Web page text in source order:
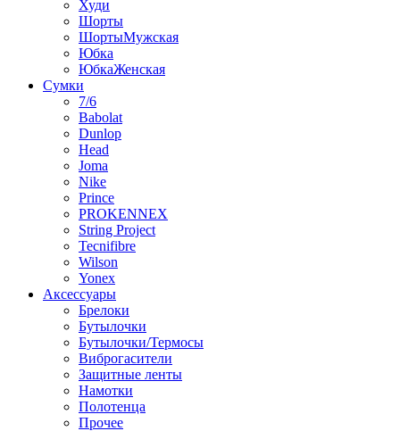
Худи
Шорты
ШортыМужская
Юбка
ЮбкаЖенская
Сумки
7/6
Babolat
Dunlop
Head
Joma
Nike
Prince
PROKENNEX
String Project
Tecnifibre
Wilson
Yonex
Аксессуары
Брелоки
Бутылочки
Бутылочки/Термосы
Виброгасители
Защитные ленты
Намотки
Полотенца
Прочее